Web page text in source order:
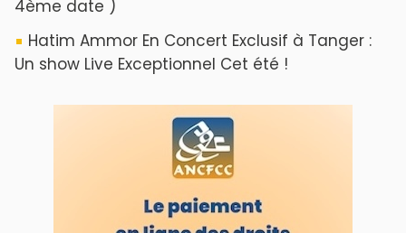
4ème date )
Hatim Ammor En Concert Exclusif à Tanger :
Un show Live Exceptionnel Cet été !